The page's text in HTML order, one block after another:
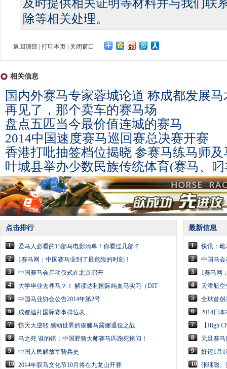
及时提供相关证明等材料并与我们联
除等相关处理。
返回顶部 打印本页 关闭窗口
相关信息
国内外赛马专家蓉城论道 称成都发展
再见了，那个卖车的赛马场
盘点五匹当今最价值连城的赛马
2014中国速度赛马巡回赛总决赛开赛
香港打吡抽签档位揭晓 参赛马练马师
叶城县举办少数民族传统体育(赛马、
点击排行
1
爱马人必看的13部马电影清单！你看过几部？
2
1赛马网：中国赛马业到了最危险的时刻！
3
中国赛马会启动仪式在北京召开
4
大学毕业去养马？！ 解读达利国际纯血马实习（DIT
5
中国马业协会公告2014年第2号
6
成都迪拜国际赛事排位表
7
惊天大逆转 感动世界的瘸腿马露娜退役之战
8
马之死 谁的错：中国野骑大师赛马匹跑死拷问！
9
中国人民解放军骑兵史
10 2014年驭马文化节10月将在九龙山开赛
最新信息
1
快讯：雌
2
中国马会
3
1赛马网
4
天津航
5
全球首创
6
2014日
7
【High
8
元旦赛马
9
好运1月
10 张继聪、